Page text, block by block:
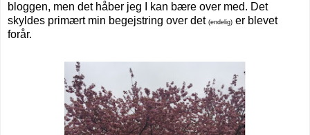
bloggen, men det håber jeg I kan bære over med. Det
skyldes primært min begejstring over det (endelig) er blevet
forår.